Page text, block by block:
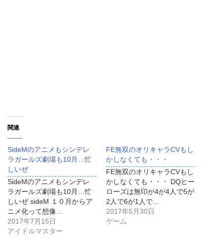
関連
SideMのアニメもシンデレ
ラガールズ劇場も10月…忙
しいぜ
SideMのアニメもシンデレ
ラガールズ劇場も10月…忙
しいぜ sideM １０月からア
ニメ化って想像…
2017年7月15日
アイドルマスター
FE無双のオリキャラCVもし
かしなくても・・・
FE無双のオリキャラCVもし
かしなくても・・・ DQヒー
ローズは無印が4が4人で5が
2人で6が1人で…
2017年5月30日
ゲーム